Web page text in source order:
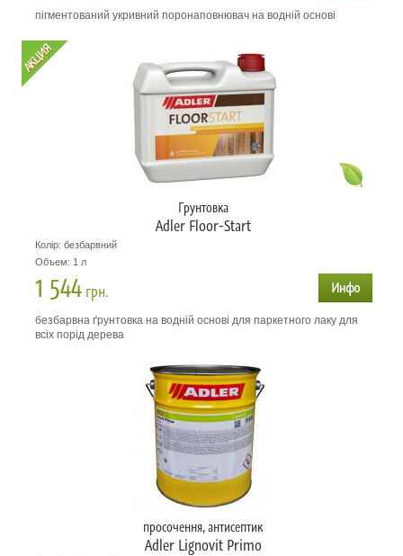
пігментований укривний поронаповнювач на водній основі
Грунтовка
Adler Floor-Start
Колір: безбарвний
Объем: 1 л
1 544 грн.
безбарвна ґрунтовка на водній основі для паркетного лаку для
всіх порід дерева
просочення, антисептик
Adler Lignovit Primo